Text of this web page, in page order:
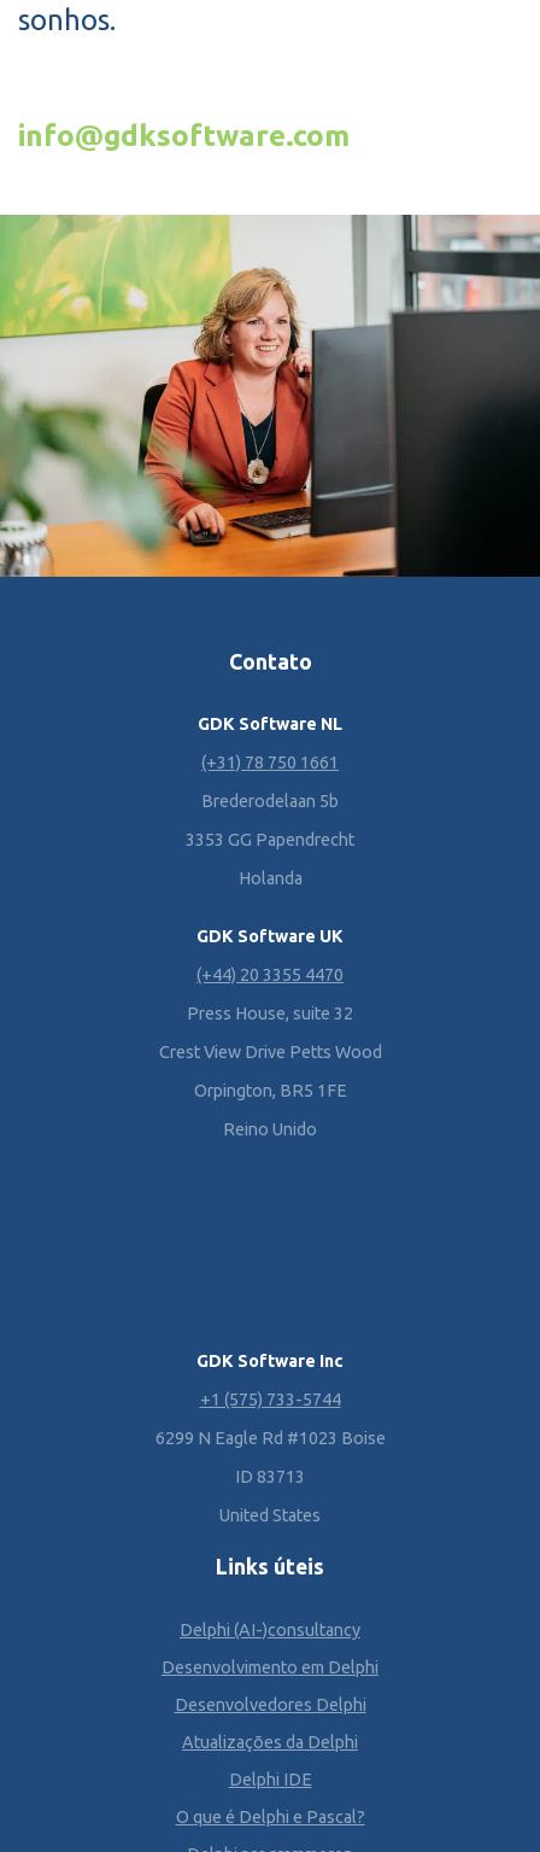
sonhos.
info@gdksoftware.com
Contato
GDK Software NL
(+31) 78 750 1661
Brederodelaan 5b
3353 GG Papendrecht
Holanda
GDK Software UK
(+44) 20 3355 4470
Press House, suite 32
Crest View Drive Petts Wood
Orpington, BR5 1FE
Reino Unido
GDK Software Inc
+1 (575) 733-5744
6299 N Eagle Rd #1023 Boise
ID 83713
United States
Links úteis
Delphi (AI-)consultancy
Desenvolvimento em Delphi
Desenvolvedores Delphi
Atualizações da Delphi
Delphi IDE
O que é Delphi e Pascal?